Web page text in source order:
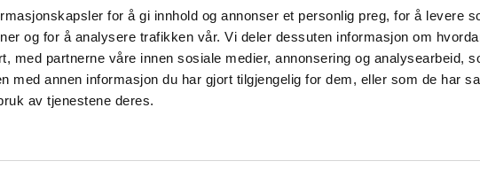
for å gi innhold og annonser et personlig preg, for å levere
og for å analysere trafikken vår. Vi deler dessuten informasjon om
med partnerne våre innen sosiale medier, annonsering og analysearbeid,
med annen informasjon du har gjort tilgjengelig for dem, eller som de har
av tjenestene deres.
Personvern
Frakt og levering
Ledige stillinger
FAQ - Ofte stilte spørsmål
Åpenhetsloven
Torshov Sport har over 90 års
klubbhandel. Torshov Sport har
Drammen, Sandvika Storsenter